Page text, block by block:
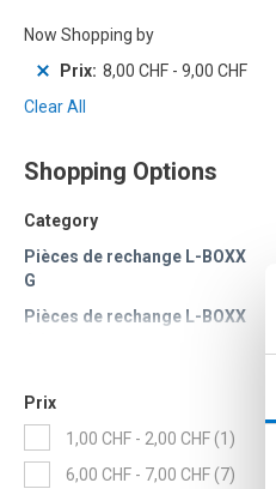
Now Shopping by
Prix 8,00 CHF - 9,00 CHF
Clear All
Shopping Options
Category
Pièces de rechange L-BOXX
G
Pièces de rechange L-BOXX
Prix
1,00 CHF - 2,00 CHF 1item
6,00 CHF - 7,00 CHF 7items